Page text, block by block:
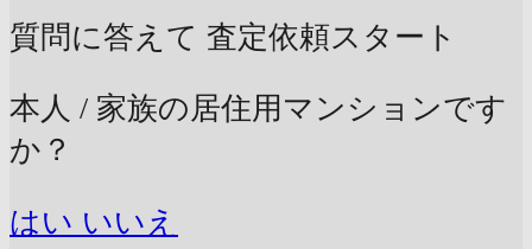
質問に答えて 査定依頼スタート
本人 / 家族の居住用マンションです
か？
はい いいえ